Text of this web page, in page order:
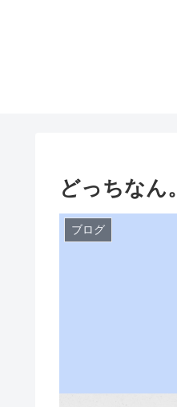
どっちなん。
ブログ